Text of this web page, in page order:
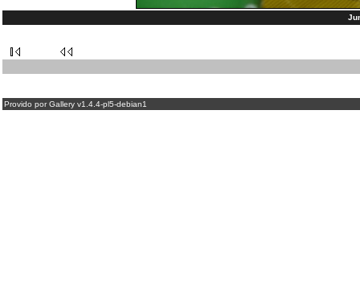
Provido por Gallery v1.4.4-pl5-debian1